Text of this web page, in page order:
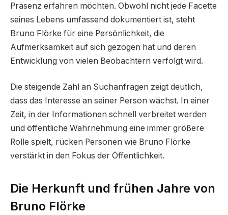
Präsenz erfahren möchten. Obwohl nicht jede Facette
seines Lebens umfassend dokumentiert ist, steht
Bruno Flörke für eine Persönlichkeit, die
Aufmerksamkeit auf sich gezogen hat und deren
Entwicklung von vielen Beobachtern verfolgt wird.
Die steigende Zahl an Suchanfragen zeigt deutlich,
dass das Interesse an seiner Person wächst. In einer
Zeit, in der Informationen schnell verbreitet werden
und öffentliche Wahrnehmung eine immer größere
Rolle spielt, rücken Personen wie Bruno Flörke
verstärkt in den Fokus der Öffentlichkeit.
Die Herkunft und frühen Jahre von
Bruno Flörke